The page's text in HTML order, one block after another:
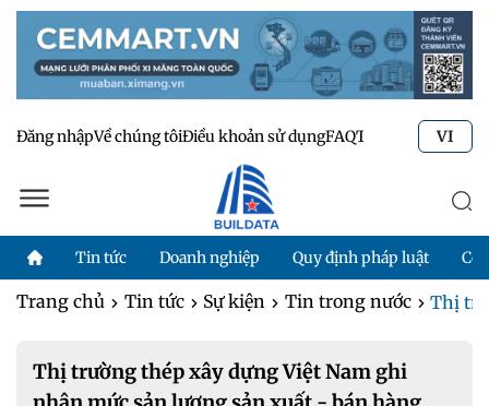
Đăng nhậpVề chúng tôiĐiều khoản sử dụngFAQTư vấn kỹ thuật
VI
Tin tức Doanh nghiệp Quy định pháp luật
Trang chủ Tin tức Sự kiện Tin trong nước Thị
Thị trường thép xây dựng Việt Nam ghi